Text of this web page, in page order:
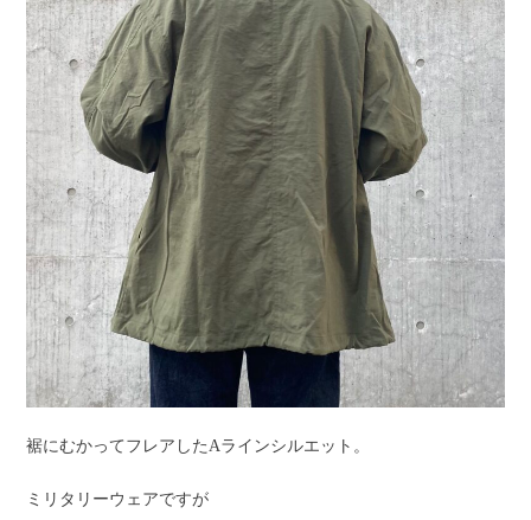
裾にむかってフレアしたAラインシルエット。
ミリタリーウェアですが